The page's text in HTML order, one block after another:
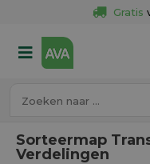
Gratis
Sorteermap
Verdelingen